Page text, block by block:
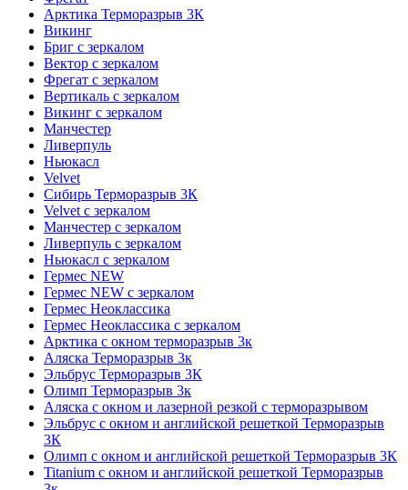
Арктика Терморазрыв 3К
Викинг
Бриг с зеркалом
Вектор с зеркалом
Фрегат с зеркалом
Вертикаль с зеркалом
Викинг с зеркалом
Манчестер
Ливерпуль
Ньюкасл
Velvet
Сибирь Терморазрыв 3К
Velvet с зеркалом
Манчестер с зеркалом
Ливерпуль с зеркалом
Ньюкасл с зеркалом
Гермес NEW
Гермес NEW с зеркалом
Гермес Неоклассика
Гермес Неоклассика с зеркалом
Арктика с окном терморазрыв 3к
Аляска Терморазрыв 3к
Эльбрус Терморазрыв 3К
Олимп Терморазрыв 3к
Аляска с окном и лазерной резкой с терморазрывом
Эльбрус с окном и английской решеткой Терморазрыв
3К
Олимп с окном и английской решеткой Терморазрыв 3К
Titanium с окном и английской решеткой Терморазрыв